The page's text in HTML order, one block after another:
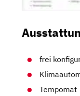
frei
Tempomat